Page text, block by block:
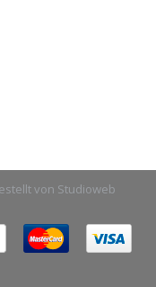
von Studioweb